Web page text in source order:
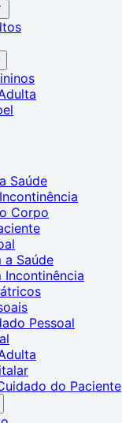
Saúde
Corpo
a Saúde
Incontinência
Pessoal
do Paciente